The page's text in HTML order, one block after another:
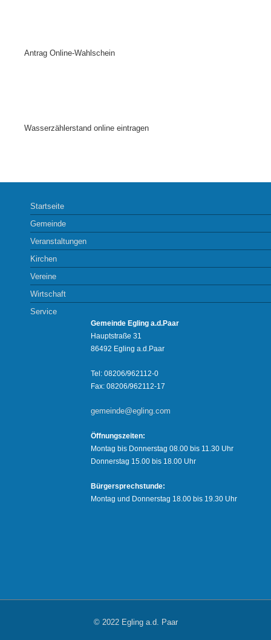
Antrag Online-Wahlschein
Wasserzählerstand online eintragen
Startseite
Gemeinde
Veranstaltungen
Kirchen
Vereine
Wirtschaft
Service
Gemeinde Egling a.d.Paar
Hauptstraße 31
86492 Egling a.d.Paar
Tel: 08206/962112-0
Fax: 08206/962112-17
gemeinde@egling.com
Öffnungszeiten:
Montag bis Donnerstag 08.00 bis 11.30 Uhr
Donnerstag 15.00 bis 18.00 Uhr
Bürgersprechstunde:
Montag und Donnerstag 18.00 bis 19.30 Uhr
© 2022 Egling a.d. Paar